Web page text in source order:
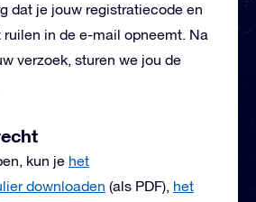
dat je jouw registratiecode en
ruilen in de e-mail opneemt. Na
verzoek, sturen we jou de
kun je het
downloaden (als PDF), het